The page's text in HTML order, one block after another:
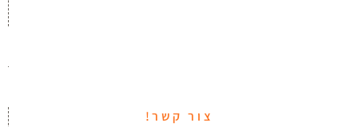
צור קשר!